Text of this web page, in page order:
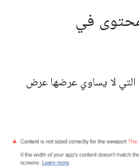
في
لا يساوي عرضها عرض